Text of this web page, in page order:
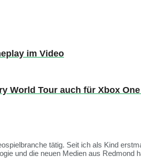
im Video
World Tour auch für Xbox
tätig. Seit ich als Kind
und die neuen Medien aus